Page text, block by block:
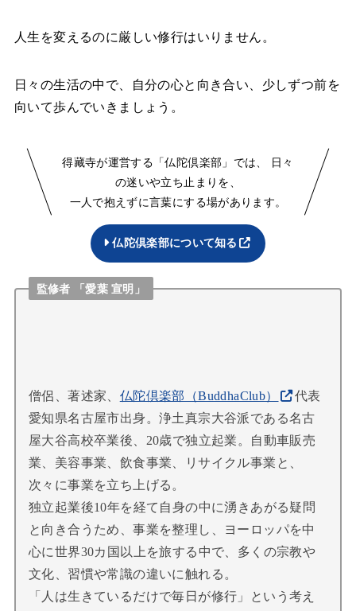
人生を変えるのに厳しい修行はいりません。
日々の生活の中で、自分の心と向き合い、少しずつ前を
向いて歩んでいきましょう。
得藏寺が運営する「仏陀倶楽部」では、 日々
の迷いや立ち止まりを、
一人で抱えずに言葉にする場があります。
仏陀倶楽部について知る
監修者 「愛葉 宣明」
僧侶、著述家、 仏陀倶楽部（BuddhaClub）
代表
愛知県名古屋市出身。浄土真宗大谷派である名古
屋大谷高校卒業後、20歳で独立起業。自動車販売
業、美容事業、飲食事業、リサイクル事業と、
次々に事業を立ち上げる。
独立起業後10年を経て自身の中に湧きあがる疑問
と向き合うため、事業を整理し、ヨーロッパを中
心に世界30カ国以上を旅する中で、多くの宗教や
文化、習慣や常識の違いに触れる。
「人は生きているだけで毎日が修行」という考え